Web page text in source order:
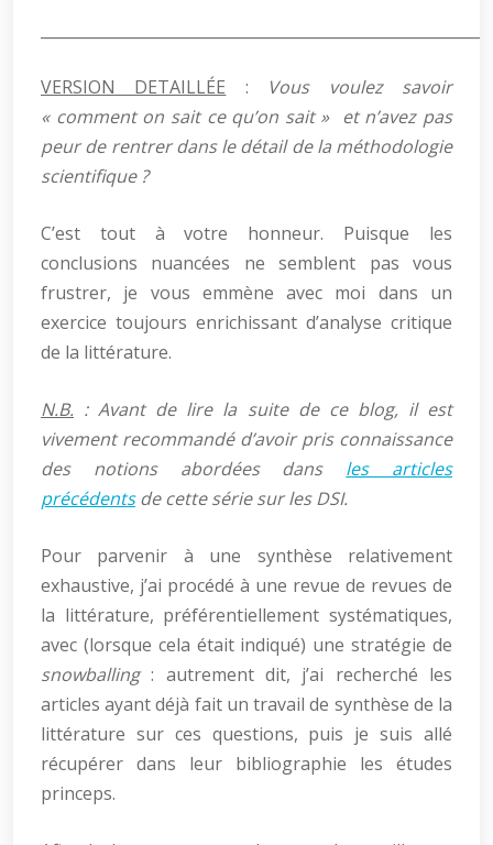
VERSION DETAILLÉE :
Vous voulez savoir
« comment on sait ce qu’on sait » et n’avez pas
peur de rentrer dans le détail de la méthodologie
scientifique ?
C’est tout à votre honneur. Puisque les
conclusions nuancées ne semblent pas vous
frustrer, je vous emmène avec moi dans un
exercice toujours enrichissant d’analyse critique
de la littérature.
N.B. : Avant de lire la suite de ce blog, il est
vivement recommandé d’avoir pris connaissance
des notions abordées dans les articles
précédentsde cette série sur les DSI.
Pour parvenir à une synthèse relativement
exhaustive, j’ai procédé à une revue de revues de
la littérature, préférentiellement systématiques,
avec (lorsque cela était indiqué) une stratégie de
snowballing: autrement dit, j’ai recherché les
articles ayant déjà fait un travail de synthèse de la
littérature sur ces questions, puis je suis allé
récupérer dans leur bibliographie les études
princeps.